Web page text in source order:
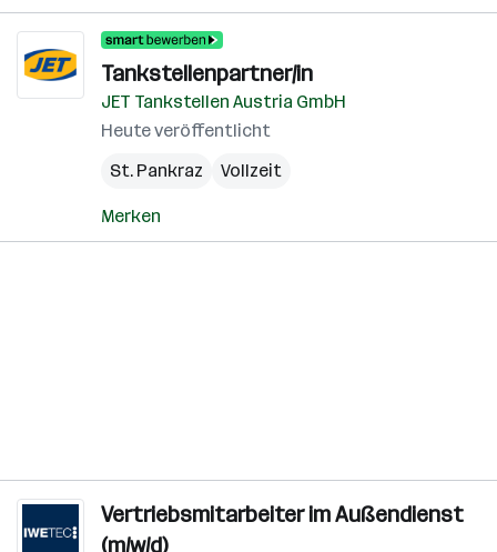
Tankstellenpartner/in
JET Tankstellen Austria GmbH
Heute veröffentlicht
St. Pankraz
Vollzeit
Merken
Vertriebsmitarbeiter im Außendienst
(m/w/d)